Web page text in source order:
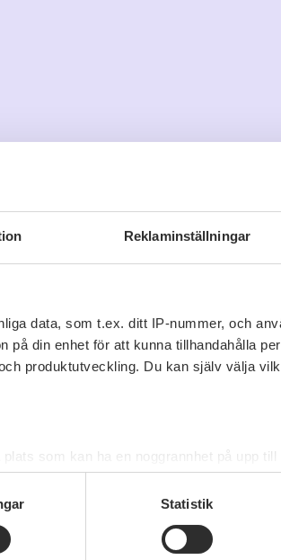
Reklaminställningar
data, som t.ex. ditt IP-nummer, och
på din enhet för att kunna tillhandahålla
produktutveckling. Du kan själv välja
som kan ha en noggrannhet på upp till
den för specifika kännetecken
behandlas och ställ in dina preferenser i
cookie-förklaringen.
Statistik
och Provence. Nyckeln till
Côtes du Rhône Villages) som
dryck